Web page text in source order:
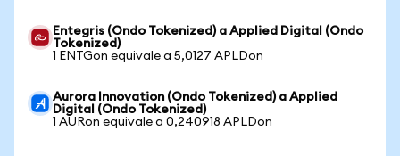
Entegris (Ondo Tokenized) a Applied Digital (Ondo
Tokenized)
1 ENTGon equivale a 5,0127 APLDon
Aurora Innovation (Ondo Tokenized) a Applied
Digital (Ondo Tokenized)
1 AURon equivale a 0,240918 APLDon